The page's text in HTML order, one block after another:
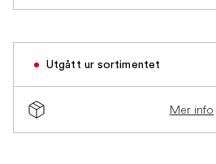
Utgått ur sortimentet
Mer info